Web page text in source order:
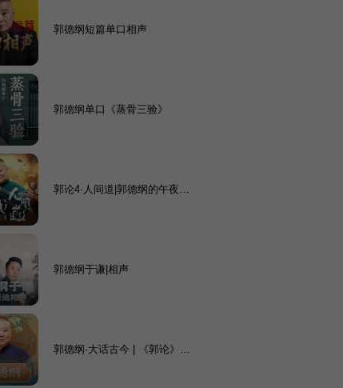
郭德纲短篇单口相声
郭德纲单口《蒸骨三验》
郭论4·人间道|郭德纲的午夜谈
郭德纲于谦|相声
郭德纲·大话古今 | 《郭论》全